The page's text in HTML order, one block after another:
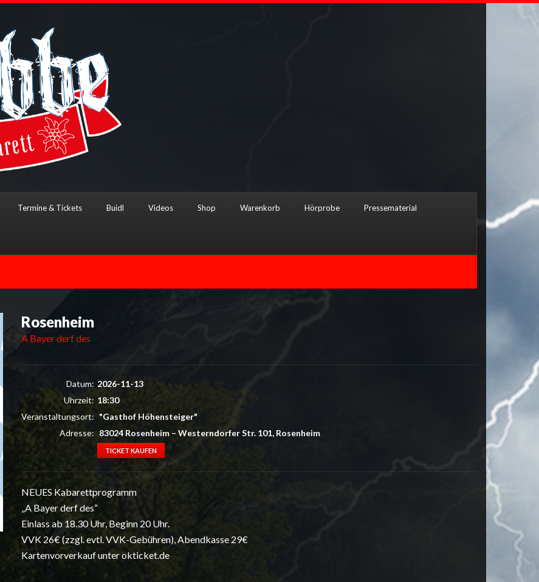
Termine & Tickets Buidl Videos Shop Warenkorb Hörprobe Pressematerial
Rosenheim
A Bayer derf des
Datum: 2026-11-13
Uhrzeit: 18:30
Veranstaltungsort: "Gasthof Höhensteiger"
Adresse: 83024 Rosenheim – Westerndorfer Str. 101, Rosenheim
TICKET KAUFEN
NEUES Kabarettprogramm
„A Bayer derf des“
Einlass ab 18.30 Uhr, Beginn 20 Uhr.
VVK 26€ (zzgl. evtl. VVK-Gebühren), Abendkasse 29€
Kartenvorverkauf unter okticket.de